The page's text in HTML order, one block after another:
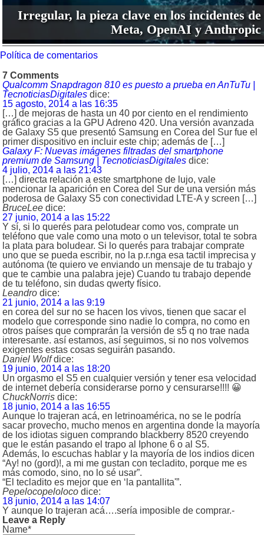
Irregular, la pieza clave en los incidentes de
Meta, OpenAI y Anthropic
Política de comentarios
7 Comments
Qualcomm Snapdragon 810 es puesto a prueba en AnTuTu |
TecnoticiasDigitales dice:
15 agosto, 2014 a las 16:35
[…] de mejoras de hasta un 40 por ciento en el rendimiento
gráfico gracias a la GPU Adreno 420. Una versión avanzada
de Galaxy S5 que presentó Samsung en Corea del Sur fue el
primer dispositivo en incluir este chip; además de […]
Galaxy F: Nuevas imágenes filtradas del smartphone
premium de Samsung | TecnoticiasDigitales dice:
4 julio, 2014 a las 21:43
[…] directa relación a este smartphone de lujo, vale
mencionar la aparición en Corea del Sur de una versión más
poderosa de Galaxy S5 con conectividad LTE-A y screen […]
BruceLee dice:
27 junio, 2014 a las 15:22
Y sí, si lo querés para pelotudear como vos, comprate un
teléfono que vale como una moto o un televisor, total te sobra
la plata para boludear. Si lo querés para trabajar comprate
uno que se pueda escribir, no la p.r.nga esa tactil imprecisa y
autónoma (te quiero ve enviando un mensaje de tu trabajo y
que te cambie una palabra jeje) Cuando tu trabajo depende
de tu teléfono, sin dudas qwerty físico.
Leandro dice:
21 junio, 2014 a las 9:19
en corea del sur no se hacen los vivos, tienen que sacar el
modelo que corresponde sino nadie lo compra, no como en
otros países que comprarán la versión de s5 q no trae nada
interesante. así estamos, así seguimos, si no nos volvemos
exigentes estas cosas seguirán pasando.
Daniel Wolf dice:
19 junio, 2014 a las 18:20
Un orgasmo el S5 en cualquier versión y tener esa velocidad
de internet debería considerarse porno y censurarse!!!! 😀
ChuckNorris dice:
18 junio, 2014 a las 16:55
Aunque lo trajeran acá, en letrinoamérica, no se le podría
sacar provecho, mucho menos en argentina donde la mayoría
de los idiotas siguen comprando blackberry 8520 creyendo
que le están pasando el trapo al Iphone 6 o al S5.
Además, lo escuchas hablar y la mayoría de los indios dicen
“Ay! no (gord)!, a mi me gustan con tecladito, porque me es
más comodo, sino, no lo sé usar”.
“El tecladito es mejor que en ‘la pantallita'”.
Pepelocopeloloco dice:
18 junio, 2014 a las 14:07
Y aunque lo trajeran acá….sería imposible de comprar.-
Leave a Reply
Name*